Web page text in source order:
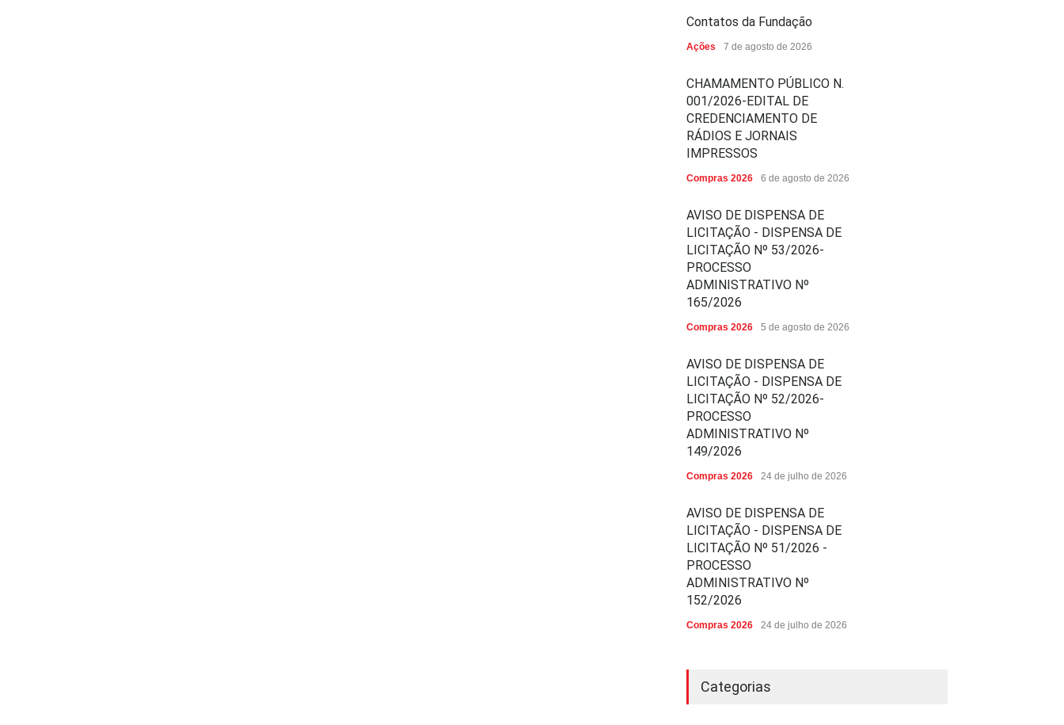
Contatos da Fundação
Ações 7 de agosto de 2026
CHAMAMENTO PÚBLICO N.
001/2026-EDITAL DE
CREDENCIAMENTO DE
RÁDIOS E JORNAIS
IMPRESSOS
Compras 2026 6 de agosto de 2026
AVISO DE DISPENSA DE
LICITAÇÃO - DISPENSA DE
LICITAÇÃO Nº 53/2026-
PROCESSO
ADMINISTRATIVO Nº
165/2026
Compras 2026 5 de agosto de 2026
AVISO DE DISPENSA DE
LICITAÇÃO - DISPENSA DE
LICITAÇÃO Nº 52/2026-
PROCESSO
ADMINISTRATIVO Nº
149/2026
Compras 2026 24 de julho de 2026
AVISO DE DISPENSA DE
LICITAÇÃO - DISPENSA DE
LICITAÇÃO Nº 51/2026 -
PROCESSO
ADMINISTRATIVO Nº
152/2026
Compras 2026 24 de julho de 2026
Categorias